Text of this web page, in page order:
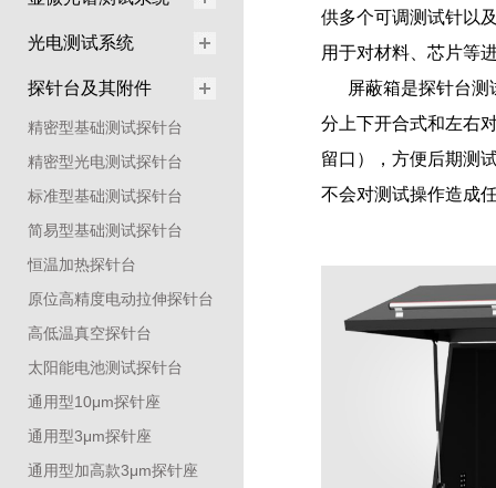
光电测试系统
探针台及其附件
精密型基础测试探针台
精密型光电测试探针台
标准型基础测试探针台
简易型基础测试探针台
恒温加热探针台
原位高精度电动拉伸探针台
高低温真空探针台
太阳能电池测试探针台
通用型10μm探针座
通用型3μm探针座
通用型加高款3μm探针座
供多个可调测试针以
用于对材料、芯片等
屏蔽箱是探针台
分上下开合式和左右
留口），方便后期测
不会对测试操作造成